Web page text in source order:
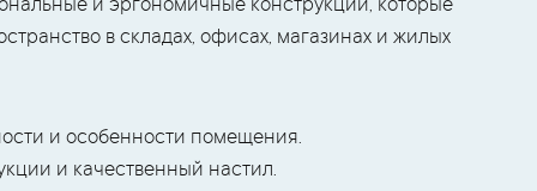
и эргономичные конструкции, которые
в складах, офисах, магазинах и жилых
и особенности помещения.
и качественный настил.